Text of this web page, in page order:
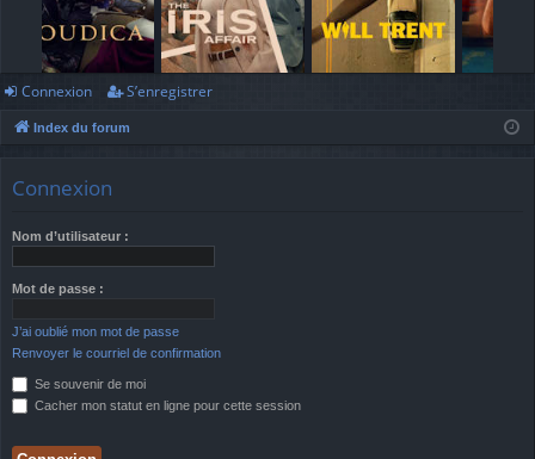
es
xi
o
Connexion S’enregistrer
Index du forum
Connexion
Nom d’utilisateur :
Mot de passe :
J’ai oublié mon mot de passe
Renvoyer le courriel de confirmation
Se souvenir de moi
Cacher mon statut en ligne pour cette session